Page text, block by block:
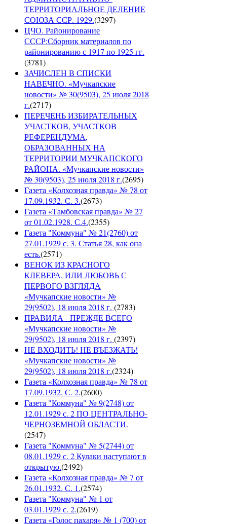
ТЕРРИТОРИАЛЬНОЕ ДЕЛЕНИЕ
СОЮЗА ССР. 1929.(3297)
ЦЧО. Районирование
СССР:Сборник материалов по
районированию с 1917 по 1925 гг.
(3781)
ЗАЧИСЛЕН В СПИСКИ
НАВЕЧНО. «Мучкапские
новости» № 30(9503), 25 июля 2018
г.(2717)
ПЕРЕЧЕНЬ ИЗБИРАТЕЛЬНЫХ
УЧАСТКОВ, УЧАСТКОВ
РЕФЕРЕНДУМА,
ОБРАЗОВАННЫХ НА
ТЕРРИТОРИИ МУЧКАПСКОГО
РАЙОНА. «Мучкапские новости»
№ 30(9503), 25 июля 2018 г.(2695)
Газета «Колхозная правда» № 78 от
17.09.1932. С. 3.(2673)
Газета «Тамбовская правда» № 27
от 01.02.1928. С.4.(2355)
Газета "Коммуна" № 21(2760) от
27.01.1929 с. 3. Статья 28, как она
есть.(2571)
ВЕНОК ИЗ КРАСНОГО
КЛЕВЕРА, ИЛИ ЛЮБОВЬ С
ПЕРВОГО ВЗГЛЯДА
«Мучкапские новости» №
29(9502), 18 июля 2018 г. (2783)
ПРАВИЛА - ПРЕЖДЕ ВСЕГО
«Мучкапские новости» №
29(9502), 18 июля 2018 г. (2397)
НЕ ВХОДИТЬ! НЕ ВЪЕЗЖАТЬ!
«Мучкапские новости» №
29(9502), 18 июля 2018 г.(2324)
Газета «Колхозная правда» № 78 от
17.09.1932. С. 2.(2600)
Газета "Коммуна" № 9(2748) от
12.01.1929 с. 2 ПО ЦЕНТРАЛЬНО-
ЧЕРНОЗЕМНОЙ ОБЛАСТИ.
(2547)
Газета "Коммуна" № 5(2744) от
08.01.1929 с. 2 Кулаки наступают в
открытую.(2492)
Газета «Колхозная правда» № 7 от
26.01.1932. С. 1.(2574)
Газета "Коммуна" № 1 от
03.01.1929 с. 2.(2619)
Газета «Голос пахаря» № 1 (700) от